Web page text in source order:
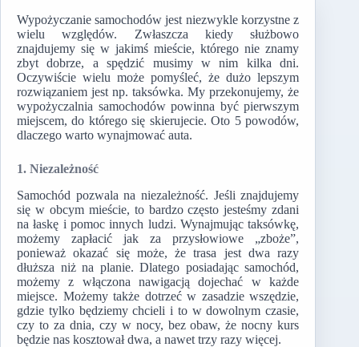
Wypożyczanie samochodów jest niezwykle korzystne z
wielu względów. Zwłaszcza kiedy służbowo
znajdujemy się w jakimś mieście, którego nie znamy
zbyt dobrze, a spędzić musimy w nim kilka dni.
Oczywiście wielu może pomyśleć, że dużo lepszym
rozwiązaniem jest np. taksówka. My przekonujemy, że
wypożyczalnia samochodów powinna być pierwszym
miejscem, do którego się skierujecie. Oto 5 powodów,
dlaczego warto wynajmować auta.
1. Niezależność
Samochód pozwala na niezależność. Jeśli znajdujemy
się w obcym mieście, to bardzo często jesteśmy zdani
na łaskę i pomoc innych ludzi. Wynajmując taksówkę,
możemy zapłacić jak za przysłowiowe „zboże”,
ponieważ okazać się może, że trasa jest dwa razy
dłuższa niż na planie. Dlatego posiadając samochód,
możemy z włączona nawigacją dojechać w każde
miejsce. Możemy także dotrzeć w zasadzie wszędzie,
gdzie tylko będziemy chcieli i to w dowolnym czasie,
czy to za dnia, czy w nocy, bez obaw, że nocny kurs
będzie nas kosztował dwa, a nawet trzy razy więcej.